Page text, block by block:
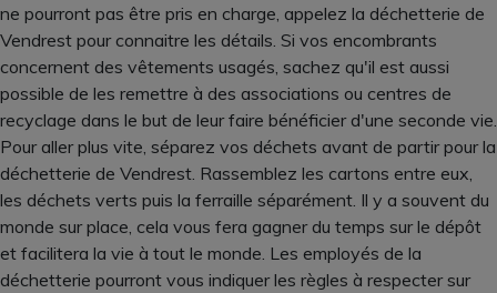
ne pourront pas être pris en charge, appelez la déchetterie de
Vendrest pour connaitre les détails. Si vos encombrants
concernent des vêtements usagés, sachez qu'il est aussi
possible de les remettre à des associations ou centres de
recyclage dans le but de leur faire bénéficier d'une seconde vie.
Pour aller plus vite, séparez vos déchets avant de partir pour la
déchetterie de Vendrest. Rassemblez les cartons entre eux,
les déchets verts puis la ferraille séparément. Il y a souvent du
monde sur place, cela vous fera gagner du temps sur le dépôt
et facilitera la vie à tout le monde. Les employés de la
déchetterie pourront vous indiquer les règles à respecter sur